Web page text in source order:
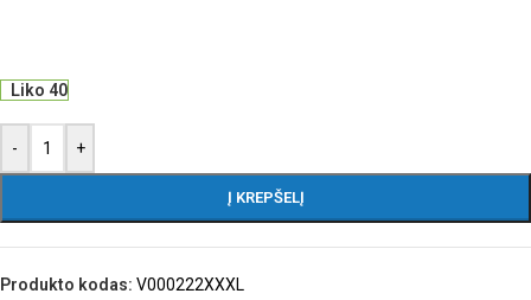
Liko 40
- +
Į KREPŠELĮ
Produkto kodas: V000222XXXL